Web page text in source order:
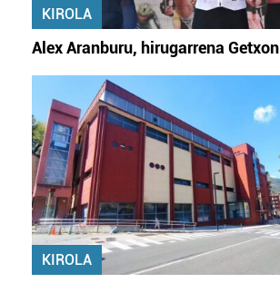
KIROLA
Alex Aranburu, hirugarrena Getxon
KIROLA